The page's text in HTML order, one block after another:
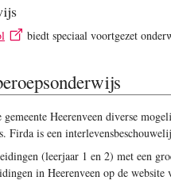
biedt speciaal voortgezet
gemeente Heerenveen diverse
Firda is een
(leerjaar 1 en 2) met een
in Heerenveen op de website